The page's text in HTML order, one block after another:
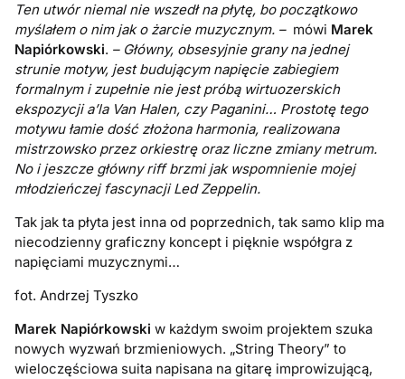
Ten utwór niemal nie wszedł na płytę, bo początkowo
myślałem o nim jak o żarcie muzycznym. –mówi Marek
Napiórkowski. – Główny, obsesyjnie grany na jednej
strunie motyw, jest budującym napięcie zabiegiem
formalnym i zupełnie nie jest próbą wirtuozerskich
ekspozycji a’la Van Halen, czy Paganini… Prostotę tego
motywu łamie dość złożona harmonia, realizowana
mistrzowsko przez orkiestrę oraz liczne zmiany metrum.
No i jeszcze główny riff brzmi jak wspomnienie mojej
młodzieńczej fascynacji Led Zeppelin.
Tak jak ta płyta jest inna od poprzednich, tak samo klip ma
niecodzienny graficzny koncept i pięknie współgra z
napięciami muzycznymi…
fot. Andrzej Tyszko
Marek Napiórkowski w każdym swoim projektem szuka
nowych wyzwań brzmieniowych. „String Theory” to
wieloczęściowa suita napisana na gitarę improwizującą,